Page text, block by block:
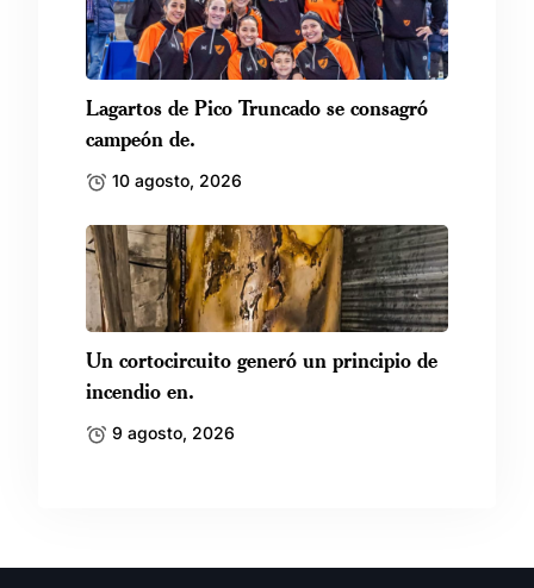
Lagartos de Pico Truncado se consagró
campeón de.
10 agosto, 2026
Un cortocircuito generó un principio de
incendio en.
9 agosto, 2026